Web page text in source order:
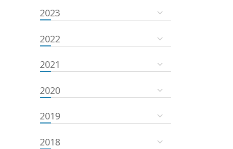
2023
2022
2021
2020
2019
2018